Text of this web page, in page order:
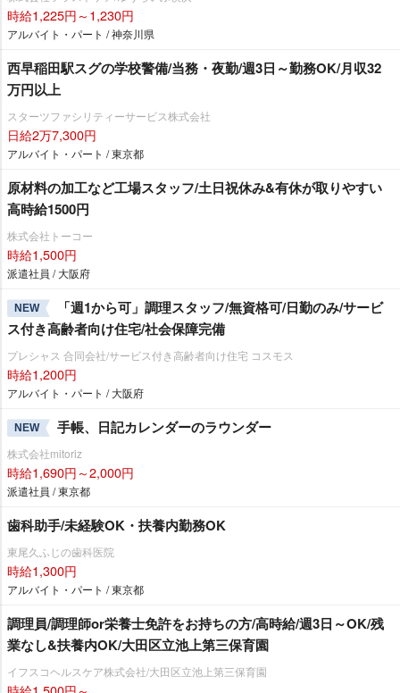
時給1,225円～1,230円
アルバイト・パート / 神奈川県
西早稲田駅スグの学校警備/当務・夜勤/週3日～勤務OK/月収32
万円以上
スターツファシリティーサービス株式会社
日給2万7,300円
アルバイト・パート / 東京都
原材料の加工など工場スタッフ/土日祝休み&有休が取りやすい
高時給1500円
株式会社トーコー
時給1,500円
派遣社員 / 大阪府
NEW
「週1から可」調理スタッフ/無資格可/日勤のみ/サービ
ス付き高齢者向け住宅/社会保障完備
プレシャス 合同会社/サービス付き高齢者向け住宅 コスモス
時給1,200円
アルバイト・パート / 大阪府
NEW 手帳、日記カレンダーのラウンダー
株式会社mitoriz
時給1,690円～2,000円
派遣社員 / 東京都
歯科助手/未経験OK・扶養内勤務OK
東尾久ふじの歯科医院
時給1,300円
アルバイト・パート / 東京都
調理員/調理師or栄養士免許をお持ちの方/高時給/週3日～OK/残
業なし&扶養内OK/大田区立池上第三保育園
イフスコヘルスケア株式会社/大田区立池上第三保育園